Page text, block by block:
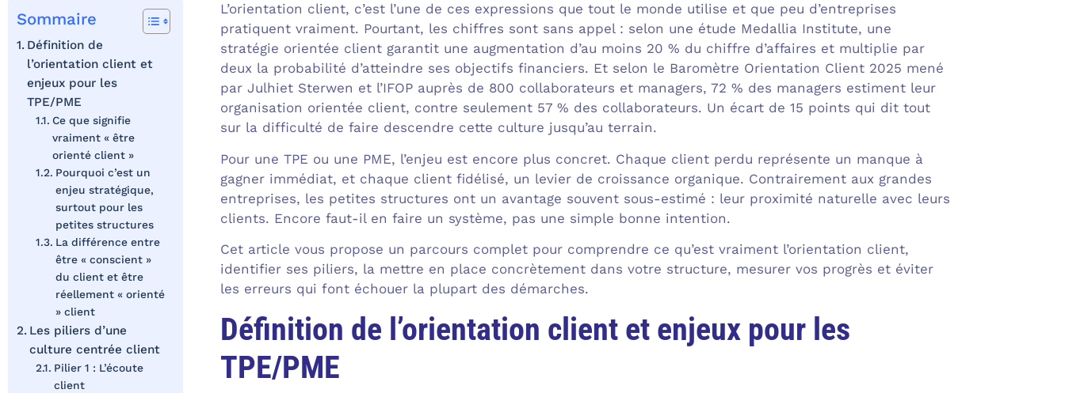
L’orientation client, c’est l’une de ces expressions que tout le monde utilise et que peu d’entreprises
pratiquent vraiment. Pourtant, les chiffres sont sans appel : selon une étude Medallia Institute, une
stratégie orientée client garantit une augmentation d’au moins 20 % du chiffre d’affaires et multiplie par
deux la probabilité d’atteindre ses objectifs financiers. Et selon le Baromètre Orientation Client 2025 mené
par Julhiet Sterwen et l’IFOP auprès de 800 collaborateurs et managers, 72 % des managers estiment leur
organisation orientée client, contre seulement 57 % des collaborateurs. Un écart de 15 points qui dit tout
sur la difficulté de faire descendre cette culture jusqu’au terrain.
Pour une TPE ou une PME, l’enjeu est encore plus concret. Chaque client perdu représente un manque à
gagner immédiat, et chaque client fidélisé, un levier de croissance organique. Contrairement aux grandes
entreprises, les petites structures ont un avantage souvent sous-estimé : leur proximité naturelle avec leurs
clients. Encore faut-il en faire un système, pas une simple bonne intention.
Cet article vous propose un parcours complet pour comprendre ce qu’est vraiment l’orientation client,
identifier ses piliers, la mettre en place concrètement dans votre structure, mesurer vos progrès et éviter
les erreurs qui font échouer la plupart des démarches.
Définition de l’orientation client et enjeux pour les
TPE/PME
Sommaire
Définition de
l’orientation client et
enjeux pour les
TPE/PME
Ce que signifie
vraiment « être
orienté client »
Pourquoi c’est un
enjeu stratégique,
surtout pour les
petites structures
La différence entre
être « conscient »
du client et être
réellement « orienté
» client
Les piliers d’une
culture centrée client
Pilier 1 : L’écoute
client